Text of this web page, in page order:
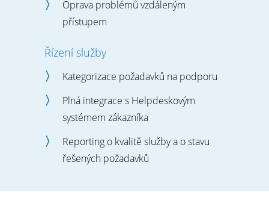
Oprava problémů vzdáleným
přístupem
Řízení služby
Kategorizace požadavků na podporu
Plná integrace s Helpdeskovým
systémem zákazníka
Reporting o kvalitě služby a o stavu
řešených požadavků